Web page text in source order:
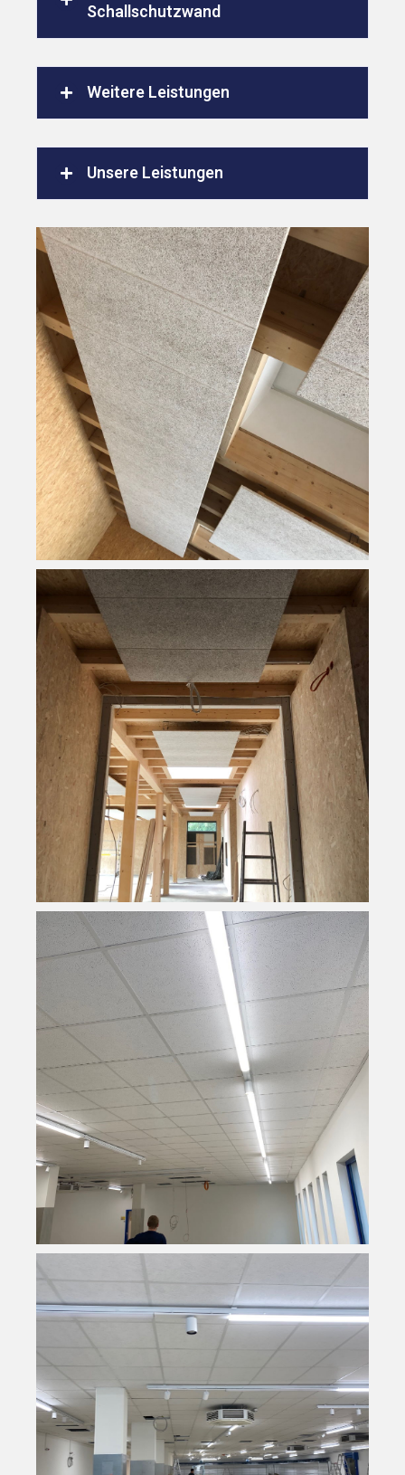
Schallschutzwand
Weitere Leistungen
Unsere Leistungen